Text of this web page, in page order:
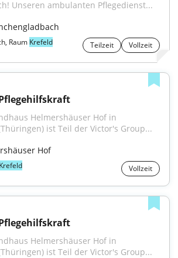
Unseren ambulanten Pflegedienst...
Raum Krefeld Teilzeit Vollzeit
Helmershäuser Hof in
ist Teil der Victor's Group...
Hof
Krefeld Vollzeit
Helmershäuser Hof in
ist Teil der Victor's Group...